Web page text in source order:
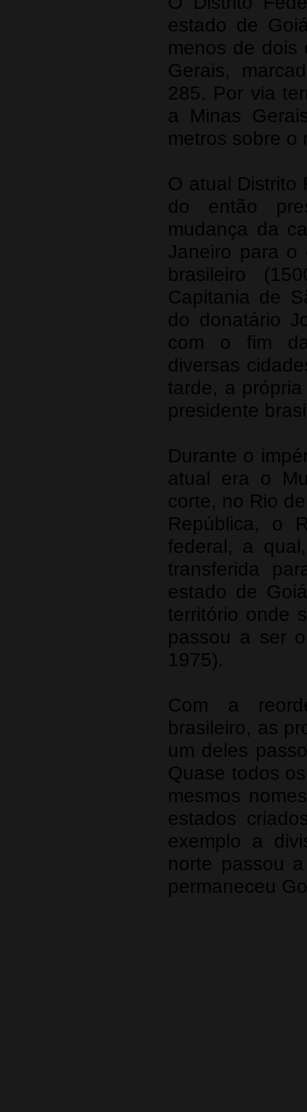
estado de
menos de dois
Gerais,
285. Por via
a Minas
metros sobre o
O atual Distrito
do então
mudança da
Janeiro para o
brasileiro
Capitania de
do donatário
com o fim
diversas
tarde, a
presidente
Durante o
atual era o
corte, no Rio
República, o
federal, a
transferida
estado de
território onde
passou a ser
1975).
Com a
brasileiro, as
um deles
Quase todos
mesmos
estados
exemplo a
norte passou
permaneceu